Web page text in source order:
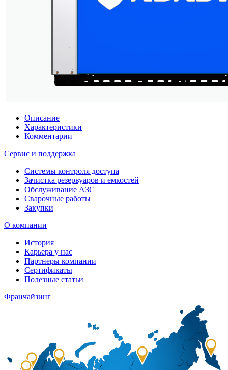
Описание
Характеристики
Комментарии
Сервис и поддержка
Системы контроля доступа
Зачистка резервуаров и емкостей
Обслуживание АЗС
Сварочные работы
Закупки
О компании
История
Карьера у нас
Партнеры компании
Сертификаты
Полезные статьи
Франчайзинг